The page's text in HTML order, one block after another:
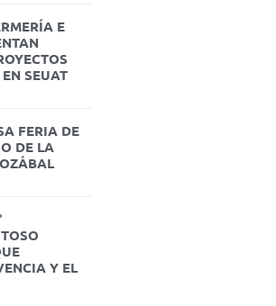
E
SEUAT
FERIA DE
DE LA
Y EL